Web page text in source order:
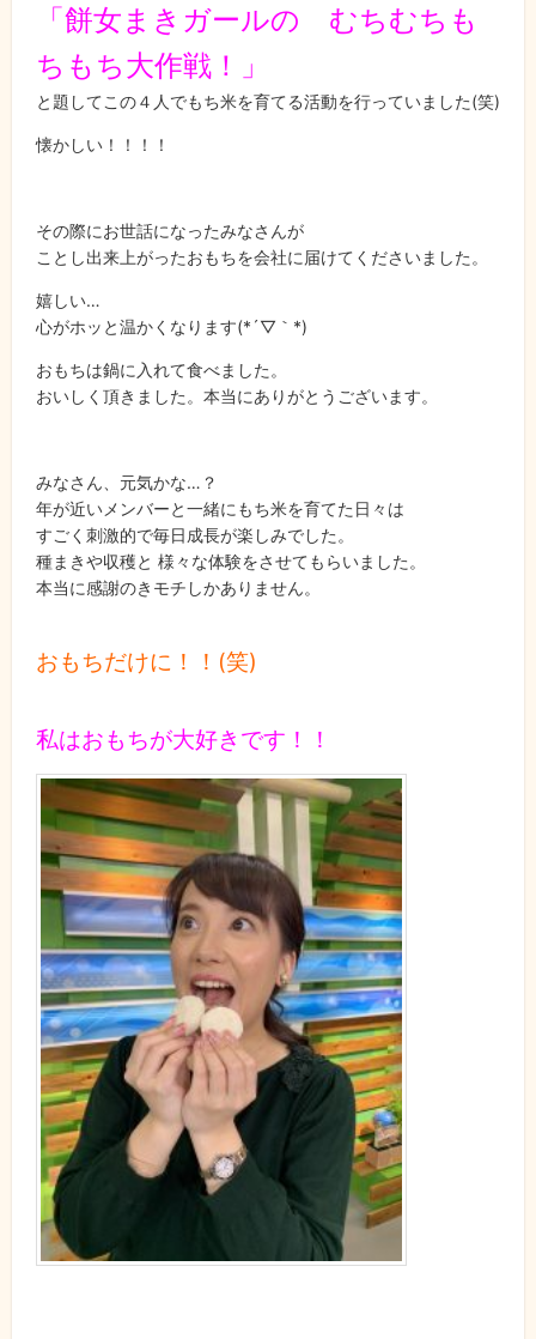
「餅女まきガールの むちむちも
ちもち大作戦！」
と題してこの４人でもち米を育てる活動を行っていました(笑)
懐かしい！！！！
その際にお世話になったみなさんが
ことし出来上がったおもちを会社に届けてくださいました。
嬉しい…
心がホッと温かくなります(*´▽｀*)
おもちは鍋に入れて食べました。
おいしく頂きました。本当にありがとうございます。
みなさん、元気かな…？
年が近いメンバーと一緒にもち米を育てた日々は
すごく刺激的で毎日成長が楽しみでした。
種まきや収穫と 様々な体験をさせてもらいました。
本当に感謝のきモチしかありません。
おもちだけに！！(笑)
私はおもちが大好きです！！